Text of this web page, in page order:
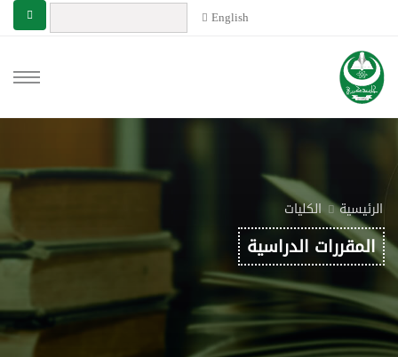
English
الرئيسية الكليات
المقررات الدراسية